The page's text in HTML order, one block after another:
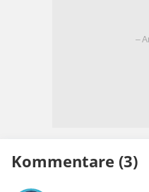
Kommentare (3)